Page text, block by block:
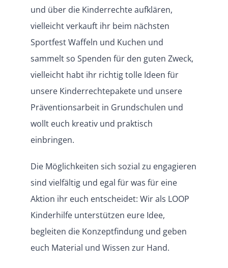
und über die Kinder­rechte aufklären,
vielleicht verkauft ihr beim nächsten
Sportfest Waffeln und Kuchen und
sammelt so Spenden für den guten Zweck,
vielleicht habt ihr richtig tolle Ideen für
unsere Kinder­rech­te­pakete und unsere
Präven­ti­ons­arbeit in Grund­schulen und
wollt euch kreativ und praktisch
einbringen.
Die Möglich­keiten sich sozial zu engagieren
sind vielfältig und egal für was für eine
Aktion ihr euch entscheidet: Wir als LOOP
Kinder­hilfe unter­stützen eure Idee,
begleiten die Konzept­findung und geben
euch Material und Wissen zur Hand.